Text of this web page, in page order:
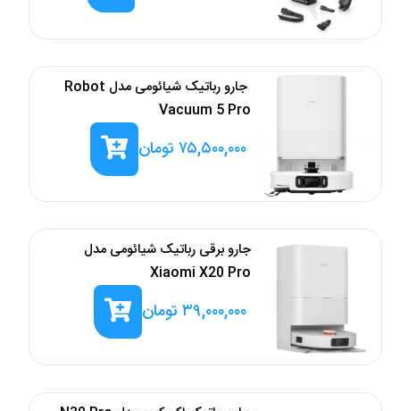
‎ جارو رباتیک شیائومی مدل Robot
Vacuum 5 Pro
تومان ۷۵,۵۰۰,۰۰۰
جارو برقی رباتیک شیائومی مدل
Xiaomi X20 Pro
تومان ۳۹,۰۰۰,۰۰۰